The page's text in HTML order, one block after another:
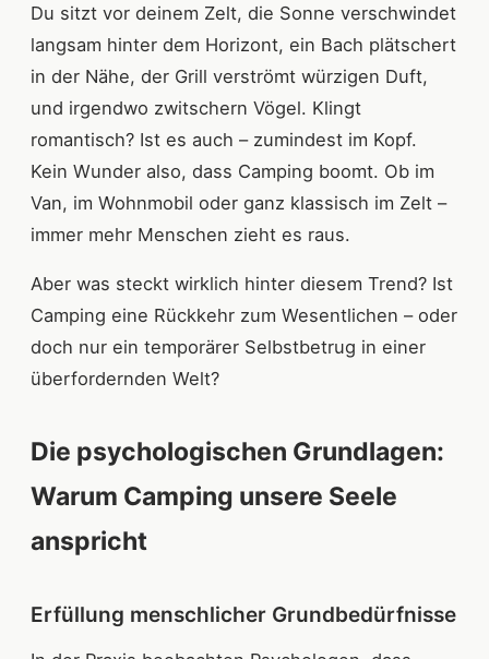
Du sitzt vor deinem Zelt, die Sonne verschwindet
langsam hinter dem Horizont, ein Bach plätschert
in der Nähe, der Grill verströmt würzigen Duft,
und irgendwo zwitschern Vögel. Klingt
romantisch? Ist es auch – zumindest im Kopf.
Kein Wunder also, dass Camping boomt. Ob im
Van, im Wohnmobil oder ganz klassisch im Zelt –
immer mehr Menschen zieht es raus.
Aber was steckt wirklich hinter diesem Trend? Ist
Camping eine Rückkehr zum Wesentlichen – oder
doch nur ein temporärer Selbstbetrug in einer
überfordernden Welt?
Die psychologischen Grundlagen:
Warum Camping unsere Seele
anspricht
Erfüllung menschlicher Grundbedürfnisse